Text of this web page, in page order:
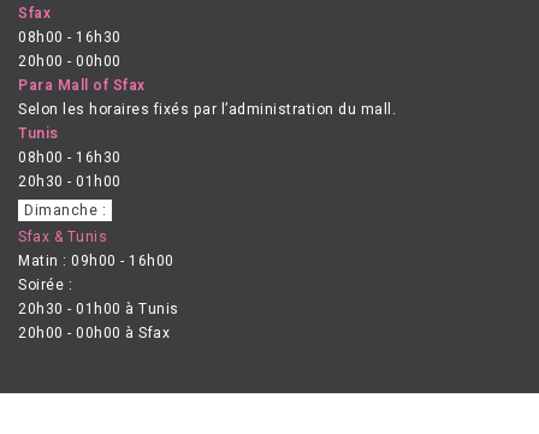
Sfax
08h00 - 16h30
20h00 - 00h00
Para Mall of Sfax
Selon les horaires fixés par l’administration du mall.
Tunis
08h00 - 16h30
20h30 - 01h00
Dimanche :
Sfax & Tunis
Matin : 09h00 - 16h00
Soirée :
20h30 - 01h00 à Tunis
20h00 - 00h00 à Sfax